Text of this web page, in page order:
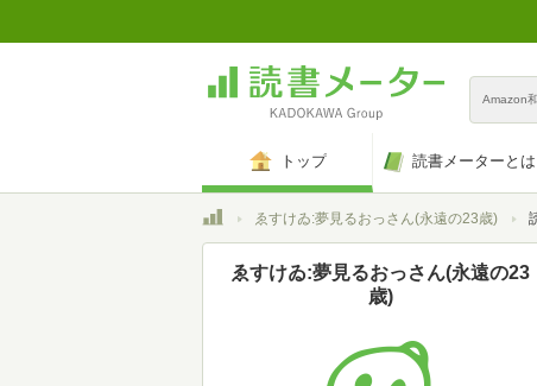
Amazon
トップ 読書メーターとは
トップゑすけゐ:夢見るおっさん(永遠の23歳)
ゑすけゐ:夢見るおっさん(永遠の23
歳)